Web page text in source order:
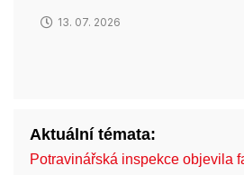
13. 07. 2026
Aktuální témata:
Potravinářská inspekce objevila